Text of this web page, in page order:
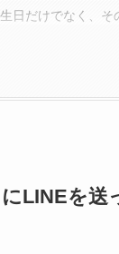
日だけでなく、そ
LINEを送